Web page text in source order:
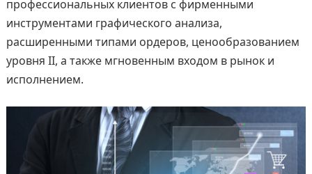
профессиональных клиентов с фирменными
инструментами графического анализа,
расширенными типами ордеров, ценообразованием
уровня II, а также мгновенным входом в рынок и
исполнением.